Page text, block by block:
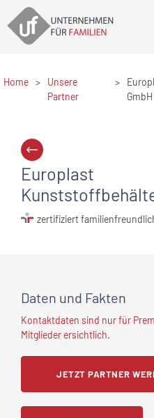
Home >
Unsere
Partner
>
GmbH
Europlast
zertifiziert
Daten und Fakten
Kontaktdaten sind nur für
Mitglieder ersichtlich.
JETZT PARTNER